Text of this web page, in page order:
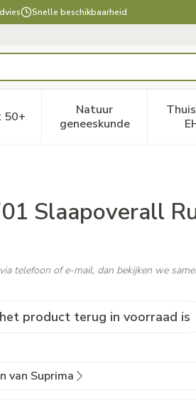
Snelle beschikbaarheid
categorieen kinderen categorie
submenu voor Vitaliteit 50+
Natuur
geneeskunde
Toon submenu
Xl
Slaapoverall
product terug in voorraad is
telefoon of e-mail, dan bekijken we
van Suprima